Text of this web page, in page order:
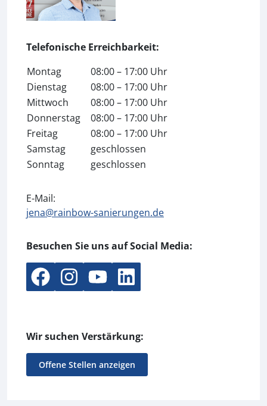
Telefonische Erreichbarkeit:
Montag
08:00 – 17:00 Uhr
Dienstag
08:00 – 17:00 Uhr
Mittwoch
08:00 – 17:00 Uhr
Donnerstag
08:00 – 17:00 Uhr
Freitag
08:00 – 17:00 Uhr
Samstag
geschlossen
Sonntag
geschlossen
E-Mail:
jena@rainbow-sanierungen.de
Besuchen Sie uns auf Social Media:
Wir suchen Verstärkung:
Offene Stellen anzeigen